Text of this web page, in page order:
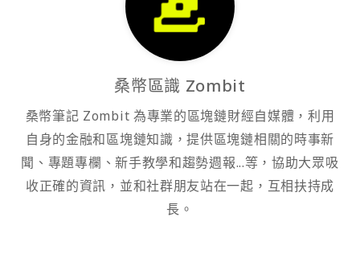
桑幣區識 Zombit
桑幣筆記 Zombit 為專業的區塊鏈財經自媒體，利用
自身的金融和區塊鏈知識，提供區塊鏈相關的時事新
聞、專題專欄、新手教學和趨勢週報...等，協助大眾吸
收正確的資訊，並和社群朋友站在一起，互相扶持成
長。